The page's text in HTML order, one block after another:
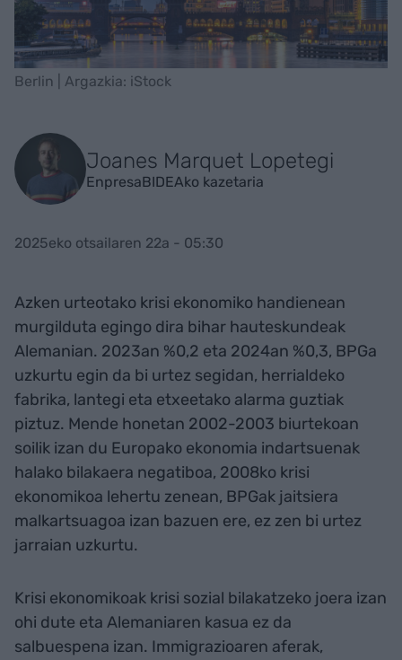
Berlin | Argazkia: iStock
Joanes Marquet Lopetegi
EnpresaBIDEAko kazetaria
2025eko otsailaren 22a - 05:30
Azken urteotako krisi ekonomiko handienean
murgilduta egingo dira bihar hauteskundeak
Alemanian. 2023an %0,2 eta 2024an %0,3, BPGa
uzkurtu egin da bi urtez segidan, herrialdeko
fabrika, lantegi eta etxeetako alarma guztiak
piztuz. Mende honetan 2002-2003 biurtekoan
soilik izan du Europako ekonomia indartsuenak
halako bilakaera negatiboa, 2008ko krisi
ekonomikoa lehertu zenean, BPGak jaitsiera
malkartsuagoa izan bazuen ere, ez zen bi urtez
jarraian uzkurtu.
Krisi ekonomikoak krisi sozial bilakatzeko joera izan
ohi dute eta Alemaniaren kasua ez da
salbuespena izan. Immigrazioaren aferak,